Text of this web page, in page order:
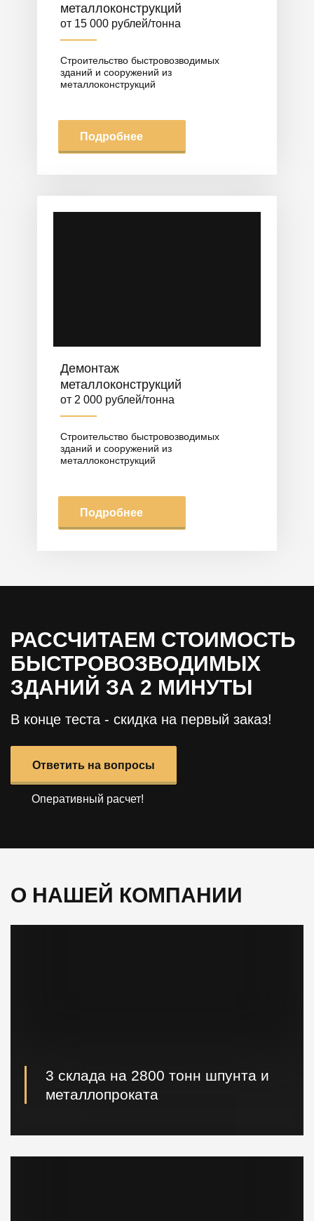
металлоконструкций
от 15 000 рублей/тонна
Строительство быстровозводимых
зданий и сооружений из
металлоконструкций
Подробнее
Демонтаж
металлоконструкций
от 2 000 рублей/тонна
Строительство быстровозводимых
зданий и сооружений из
металлоконструкций
Подробнее
РАССЧИТАЕМ СТОИМОСТЬ
БЫСТРОВОЗВОДИМЫХ
ЗДАНИЙ ЗА 2 МИНУТЫ
В конце теста - скидка на первый заказ!
Ответить на вопросы
Оперативный расчет!
О НАШЕЙ КОМПАНИИ
3 склада на 2800 тонн шпунта и
металлопроката